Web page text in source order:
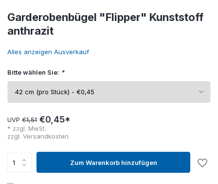
Garderobenbügel "Flipper" Kunststoff
anthrazit
Alles anzeigen Ausverkauf
Bitte wählen Sie: *
UVP €1,51 €0,45*
* zzgl. MwSt.
zzgl. Versandkosten
Zum Warenkorb hinzufügen